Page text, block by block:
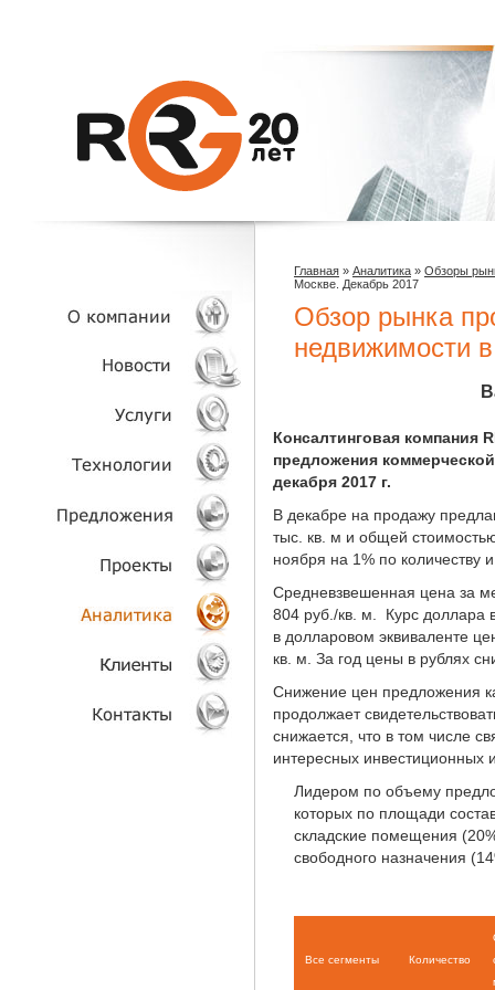
О КОМПАНИИ
НОВОСТИ
УСЛУГИ
ТЕХНОЛОГИИ
ОБЪЕКТЫ
ПРОЕКТЫ
АНАЛИТИКА
КЛИЕНТЫ
Главная » Аналитика » Обзоры
Москве. Декабрь 2017
Обзор рынка
недвижимости
Консалтинговая компания
предложения
декабря 2017 г.
В декабре на продажу
тыс. кв. м и общей
ноября на 1% по
Средневзвешенная цена за
804 руб./кв. м. Курс доллара
в долларовом эквиваленте
кв. м. За год цены в рублях
Снижение цен предложения
продолжает
снижается, что в том числе
интересных инвестиционных
Лидером по объему
которых по площади
складские помещения
свободного назначения
Все сегменты Количество